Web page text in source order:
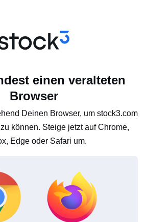
einen veralteten
Browser
Deinen Browser, um stock3.com
können. Steige jetzt auf Chrome,
Edge oder Safari um.